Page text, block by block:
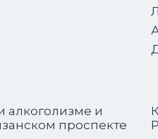
алкоголизме и
проспекте